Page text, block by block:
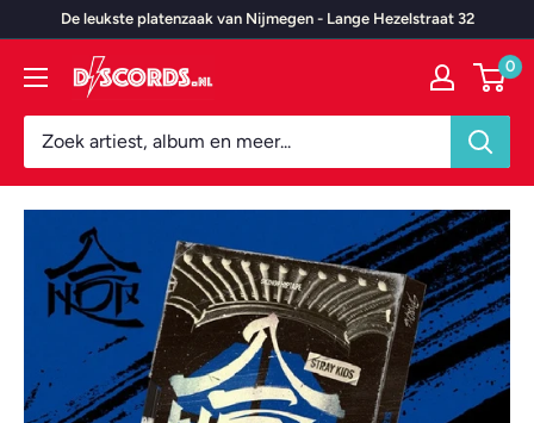
content
De leukste platenzaak van Nijmegen - Lange Hezelstraat 32
Discords.nl 0